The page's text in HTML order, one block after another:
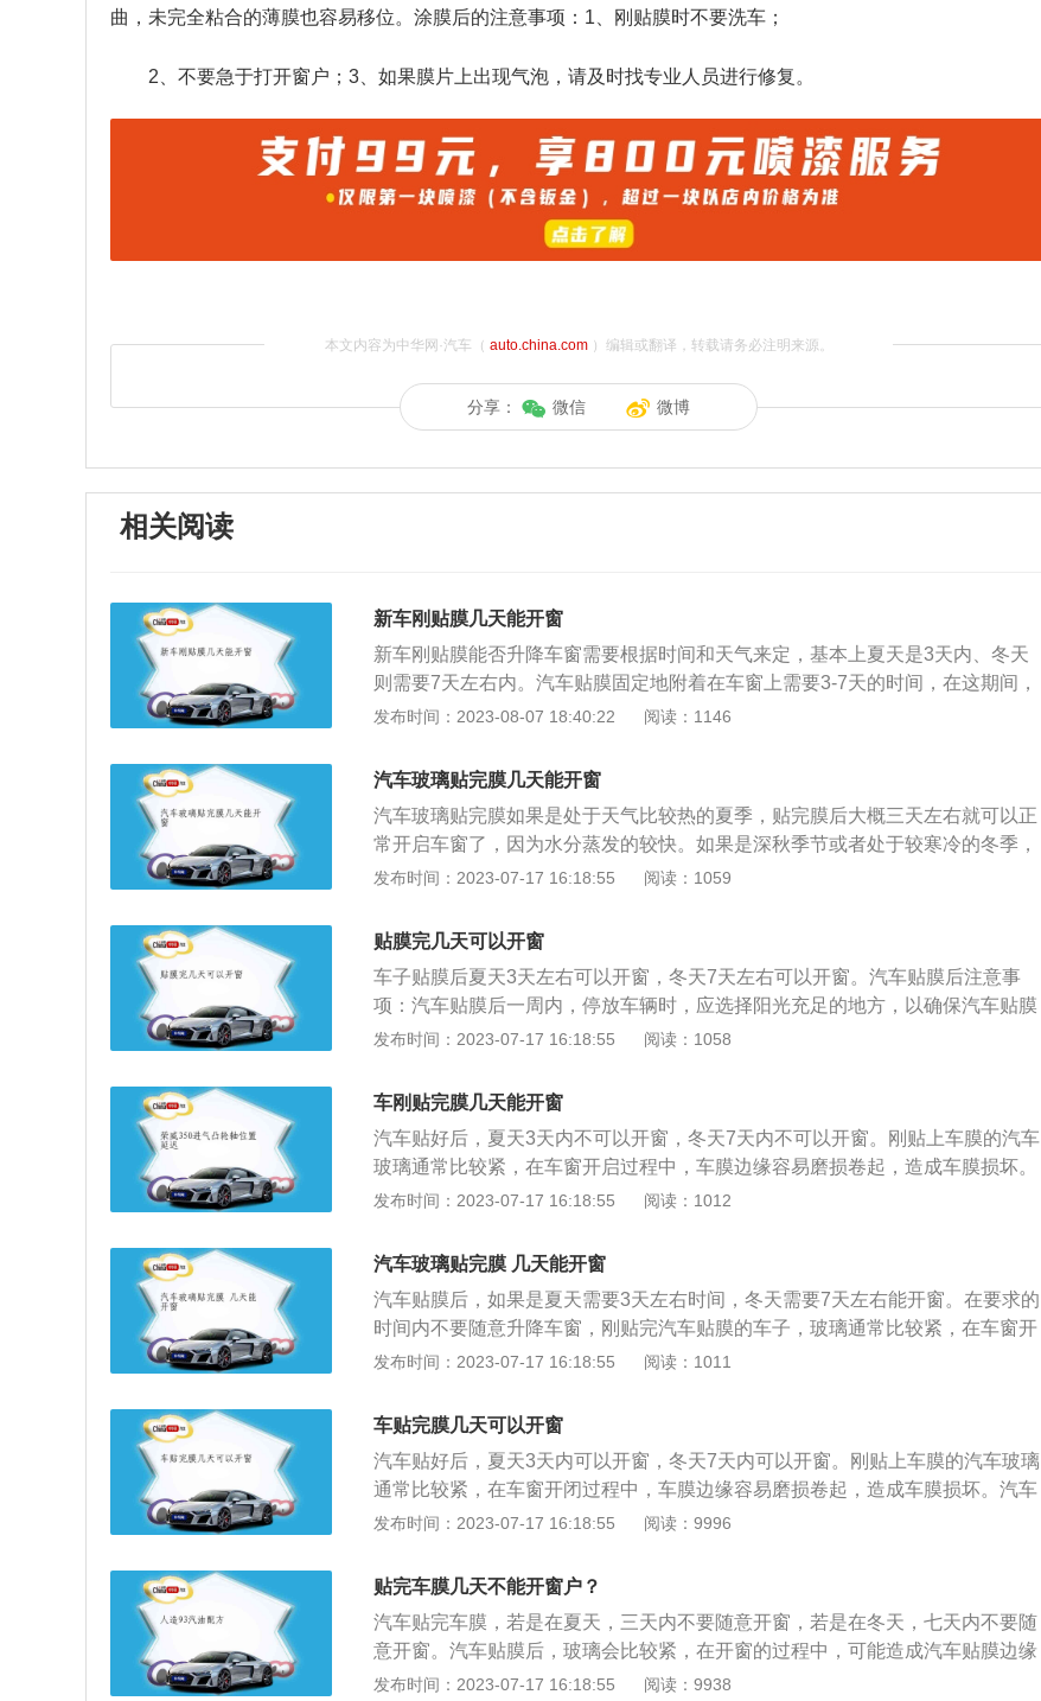
曲，未完全粘合的薄膜也容易移位。涂膜后的注意事项：1、刚贴膜时不要洗车；
2、不要急于打开窗户；3、如果膜片上出现气泡，请及时找专业人员进行修复。
本文内容为中华网·汽车（ auto.china.com）编辑或翻译，转载请务必注明来源。
分享： 微信 微博
相关阅读
新车刚贴膜几天能开窗
新车刚贴膜能否升降车窗需要根据时间和天气来定，基本上夏天是3天内、冬天
则需要7天左右内。汽车贴膜固定地附着在车窗上需要3-7天的时间，在这期间，
尽最大限度一定不要升降玻璃，以避免还沒有完全粘合的汽车贴膜发生位移，甚
给汽车贴膜时，最重要的是它可以在贴膜后增加汽车的美观性，或者可以根据自
己的喜好进行个性化贴膜；2、增加私密空间：因为汽车贴膜一般都是车内能看
清车外，车外看不清车内，所以给车内留有很好的私密空间；3、安全防爆：汽
车薄膜也可以提高汽车的安全性，因为汽车的材料具有抗撕裂和抗击穿的功能，
薄膜的粘合层可以减少玻璃破碎后对乘客的伤害；4、隔热防晒：贴膜还可以阻
眩光：如果没有贴膜，汽车在遇到强光后会产生眩光，容易发生事故，然而，有
了汽车贴膜，眩光造成的事故可以减少；6、紫外线防护：紫外线的中波和长波
可以穿透厚玻璃，大多数紫外线可以通过粘贴一层隔热膜来阻挡，防止皮肤损
空来弥补，可以瞬间降低车内温度，在一定程度上节省油耗。
发布时间：2023-08-07 18:40:22 阅读：1146
汽车玻璃贴完膜几天能开窗
汽车玻璃贴完膜如果是处于天气比较热的夏季，贴完膜后大概三天左右就可以正
常开启车窗了，因为水分蒸发的较快。如果是深秋季节或者处于较寒冷的冬季，
一般需要七天左右的时间考虑开车窗为好，这时贴膜所使用到的一些润滑液体，
车窗玻璃未能牢固贴合而出现卷边或错位等情况。汽车贴膜后常见问题：1、汽
车贴好膜后，三天需要防止升降车窗；2、三天内不必洗车；3、三天内有全景天
窗的汽车在行使中，尤其是行驶中不必打开天窗；4、冬天贴膜后，提议一个星
期内不必升降车窗，也不必洗车。前挡风玻璃、后挡必须一个月上下才可以晾
干。大白天前挡要向着太阳光方位晒。最需要注意的是后挡加温线一个月内无法
很多不必要的经济损失和不便。5、假如碰到膜边沿出泡，应在24小时内到工程
施工点完成修补，超出的时间解决，因泡附近的胶已晾干，膜附近已不可以挪
动，解决时一定会造成皱褶。6、贴膜后一个月内禁止使用强黏性标识立即贴至
发布时间：2023-07-17 16:18:55 阅读：1059
贴膜完几天可以开窗
车子贴膜后夏天3天左右可以开窗，冬天7天左右可以开窗。汽车贴膜后注意事
项：汽车贴膜后一周内，停放车辆时，应选择阳光充足的地方，以确保汽车贴膜
内水气充分蒸发。汽车贴膜三天之内严禁洗车，这是为了避免水分可能造成的汽
解释和解决办法：1、汽车贴膜后出现云雾状水汽因天气等原因，汽车贴膜后水
分干透所需的时间有所差异：冬季和阴雨天膜面与玻璃间可能出现云雾状水气，
属正常现象。2、汽车贴膜上有污渍如果汽车贴膜上有污渍，千万不要用锋利的
硬物刮划、也不要用有刺激性的化学溶物擦拭，建议用干净的湿毛巾、海绵或柔
软布料等比较柔软的东西轻轻擦拭。同时，自己洗车时也要避免使用腐蚀性强的
后，7天内请勿让空调直接吹向前挡；汽车后挡贴膜后，一周内请勿开启后挡除
雾线，水分未干也容易对除雾线造成不良影响，除雾线使用后一定要记着关闭，
以免长期高温使汽车贴膜起泡变形。
发布时间：2023-07-17 16:18:55 阅读：1058
车刚贴完膜几天能开窗
汽车贴好后，夏天3天内不可以开窗，冬天7天内不可以开窗。刚贴上车膜的汽车
玻璃通常比较紧，在车窗开启过程中，车膜边缘容易磨损卷起，造成车膜损坏。
贴车模后注意事项：贴车后一周内，停车时要选择阳光充足的地方，保证贴车内
落，所以可以在车膜施工前洗车。贴车后出现雾状水汽。由于天气等原因，汽车
贴膜后水分干透所需时间不同：冬季和雨天，膜面与玻璃之间可能会出现雾状水
汽，这是正常现象。贴膜后可以打开汽车前保险杠。不要在7天内让风直接吹到
前保险杠上。汽车后保险杠贴膜后一周内不要打开后保险杠的除雾线，因为水分
不干燥，容易对除雾线造成不良影响。使用后记得关闭除雾线，以免汽车后保险
发布时间：2023-07-17 16:18:55 阅读：1012
汽车玻璃贴完膜 几天能开窗
汽车贴膜后，如果是夏天需要3天左右时间，冬天需要7天左右能开窗。在要求的
时间内不要随意升降车窗，刚贴完汽车贴膜的车子，玻璃通常比较紧，在车窗开
合的过程中汽车贴膜边缘很容易磨卷起翘，对汽车贴膜造成损伤。贴膜的作用
行车的舒适感；3、可阻隔紫外线，保护车内人员的皮肤免受紫外线灼伤，减缓
车内饰褪色、老化和龟裂；4、可增加行车的安全性，可以将玻璃碎片粘在原
位，避免人员受伤；5、可营造私密的空间，防御别人窥视。
发布时间：2023-07-17 16:18:55 阅读：1011
车贴完膜几天可以开窗
汽车贴好后，夏天3天内可以开窗，冬天7天内可以开窗。刚贴上车膜的汽车玻璃
通常比较紧，在车窗开闭过程中，车膜边缘容易磨损卷起，造成车膜损坏。汽车
膜简单可以分为两类，一类是汽车玻璃膜，就是贴在汽车玻璃上用于控制阳光
质期及保护隐私等。另一类是汽车改色贴膜由AAA公司引进美国STI的新型汽车
贴膜产品，基本性能包括个性装饰、保护车漆、以及便于擦洗等。贴膜后的注意
事项：1、在给汽车贴完膜后，可以使用湿毛巾或者是柔软的布料擦拭汽车贴膜
处，当发现汽车贴膜后膜里面出现小小的水雾，不要过度担心因为这个是正常现
象，等到水雾被蒸发后就可以了。2、给汽车贴膜后，由于车膜与车身直接没有
发布时间：2023-07-17 16:18:55 阅读：9996
贴完车膜几天不能开窗户？
汽车贴完车膜，若是在夏天，三天内不要随意开窗，若是在冬天，七天内不要随
意开窗。汽车贴膜后，玻璃会比较紧，在开窗的过程中，可能造成汽车贴膜边缘
磨卷起翘，对车膜造成一定的损伤。汽车在贴完膜后，应该选择阳光充足的地
发布时间：2023-07-17 16:18:55 阅读：9938